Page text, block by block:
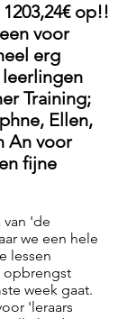
op!!
voor
erg
Training;
Ellen,
An voor
fijne
'de
we een hele
lessen
opbrengst
week gaat.
'leraars